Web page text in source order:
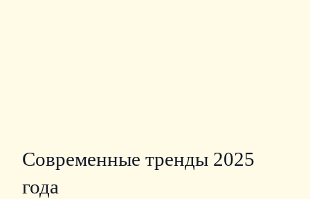
Современные тренды 2025
года